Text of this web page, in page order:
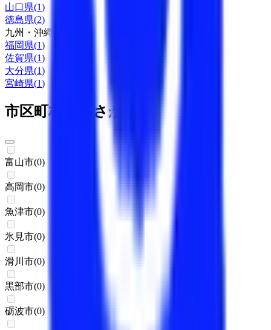
山口県(1)
徳島県(2)
九州・沖縄
福岡県(1)
佐賀県(1)
大分県(1)
宮崎県(1)
市区町村からさがす
富山市(0)
高岡市(0)
魚津市(0)
氷見市(0)
滑川市(0)
黒部市(0)
砺波市(0)